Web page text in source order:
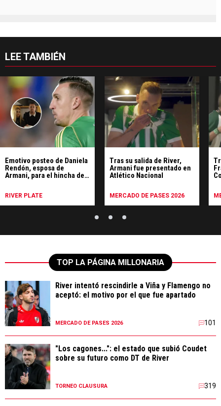
LEE TAMBIÉN
Emotivo posteo de Daniela
Rendón, esposa de
Armani, para el hincha de
RIVER PLATE
Tras su salida de River,
Armani fue presentado en
Atlético Nacional
MERCADO DE PASES 2026
TOP LA PÁGINA MILLONARIA
River intentó rescindirle a Viña y Flamengo no
aceptó: el motivo por el que fue apartado
MERCADO DE PASES 2026 101
"Los cagones...": el estado que subió Coudet
sobre su futuro como DT de River
TORNEO CLAUSURA 319